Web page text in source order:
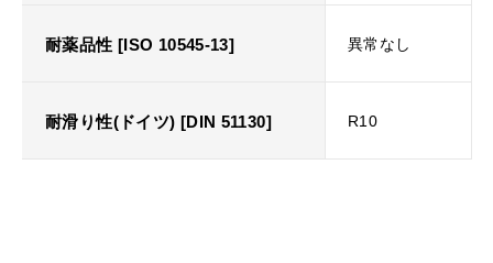
耐薬品性 [ISO 10545-13] 異常なし
耐滑り性(ドイツ) [DIN 51130] R10